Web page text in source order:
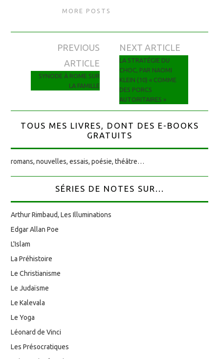
MORE POSTS
Navigation des articles
PREVIOUS
ARTICLE
SYNODE À ROME SUR
LA FAMILLE
NEXT ARTICLE
LA STRATÉGIE DU
CHOC, PAR NAOMI
KLEIN (10) « COMME
DES PORCS
AUTORITAIRES »
TOUS MES LIVRES, DONT DES E-BOOKS
GRATUITS
romans, nouvelles, essais, poésie, théâtre…
SÉRIES DE NOTES SUR...
Arthur Rimbaud, Les Illuminations
Edgar Allan Poe
L'Islam
La Préhistoire
Le Christianisme
Le Judaïsme
Le Kalevala
Le Yoga
Léonard de Vinci
Les Présocratiques